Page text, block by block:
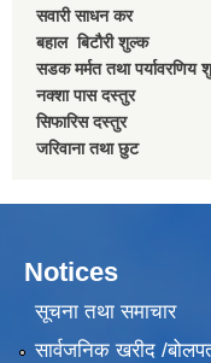
सवारी साधन कर
बहाल बिटाैरी शुल्क
सडक मर्मत तथा पर्यावरणिय
नक्शा पास दस्तुर
सिफारिस दस्तुर
जरिवाना तथा छुट
Notices
सूचना तथा समाचार
सार्वजनिक खरीद /